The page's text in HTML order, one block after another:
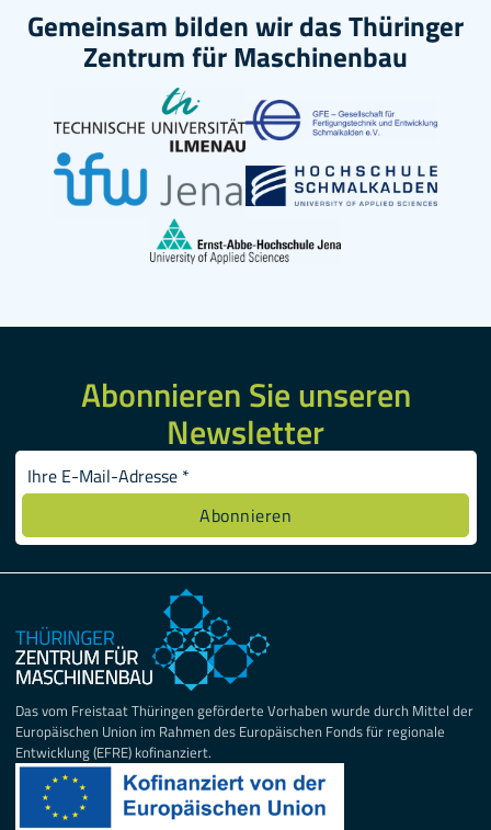
Gemeinsam bilden wir das Thüringer
Zentrum für Maschinenbau
Abonnieren Sie unseren
Newsletter
Das vom Freistaat Thüringen geförderte Vorhaben wurde durch Mittel der
Europäischen Union im Rahmen des Europäischen Fonds für regionale
Entwicklung (EFRE) kofinanziert.